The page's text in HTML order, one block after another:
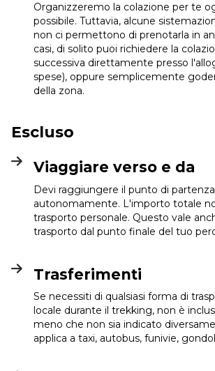
Organizzeremo la colazione per te
possibile. Tuttavia, alcune
non ci permettono di prenotarla in
casi, di solito puoi richiedere la
successiva direttamente presso
spese), oppure semplicemente
della zona.
Escluso
Viaggiare verso e da
Devi raggiungere il punto di partenza
autonomamente. L'importo totale
trasporto personale. Questo vale
trasporto dal punto finale del tuo
Trasferimenti
Se necessiti di qualsiasi forma di
locale durante il trekking, non è
meno che non sia indicato
applica a taxi, autobus, funivie,